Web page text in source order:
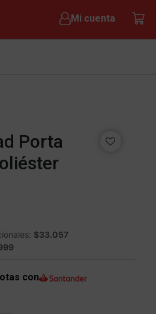
Mi cuenta
Porta
$33.057
con